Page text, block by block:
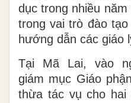
dục trong nhiều
trong vai trò đào
hướng dẫn các giáo
Tại Mã Lai, vào
giám mục Giáo
thừa tác vụ cho